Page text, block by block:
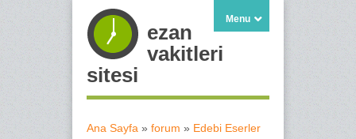
ezan
vakitleri
sitesi
Menu
Ana Sayfa » forum » Edebi Eserler